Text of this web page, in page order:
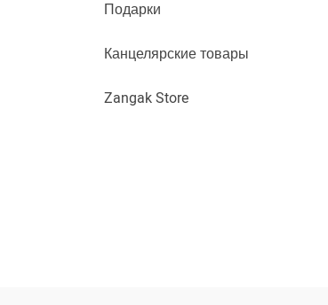
Подарки
Канцелярские товары
Zangak Store